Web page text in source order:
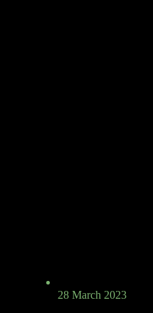
28 March 2023